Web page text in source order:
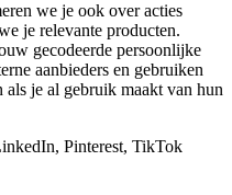
we je ook over acties
je relevante producten.
gecodeerde persoonlijke
aanbieders en gebruiken
je al gebruik maakt van hun
Pinterest, TikTok